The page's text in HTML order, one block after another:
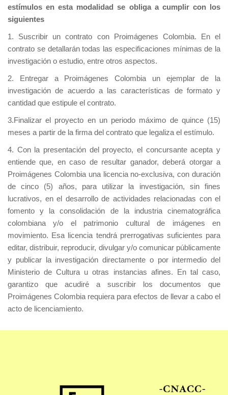
estímulos en esta modalidad se obliga a cumplir con los
siguientes
1. Suscribir un contrato con Proimágenes Colombia. En el
contrato se detallarán todas las especificaciones mínimas de la
investigación o estudio, entre otros aspectos.
2. Entregar a Proimágenes Colombia un ejemplar de la
investigación de acuerdo a las características de formato y
cantidad que estipule el contrato.
3.Finalizar el proyecto en un periodo máximo de quince (15)
meses a partir de la firma del contrato que legaliza el estímulo.
4. Con la presentación del proyecto, el concursante acepta y
entiende que, en caso de resultar ganador, deberá otorgar a
Proimágenes Colombia una licencia no-exclusiva, con duración
de cinco (5) años, para utilizar la investigación, sin fines
lucrativos, en el desarrollo de actividades relacionadas con el
fomento y la consolidación de la industria cinematográfica
colombiana y/o el patrimonio cultural de imágenes en
movimiento. Esa licencia tendrá prerrogativas suficientes para
editar, distribuir, reproducir, divulgar y/o comunicar públicamente
y publicar la investigación directamente o por intermedio del
Ministerio de Cultura u otras instancias afines. En tal caso,
garantizo que acudiré a suscribir los documentos que
Proimágenes Colombia requiera para efectos de llevar a cabo el
acto de licenciamiento.